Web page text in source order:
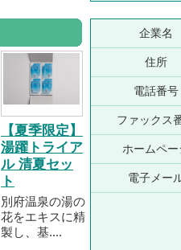
【夏季限定】
湯躍トライア
ル 清夏セッ
ト
別府温泉の湯の
花をエキスに精
製し、基....
企業名
住所
電話番号
ファックス
ホームペー
電子メー